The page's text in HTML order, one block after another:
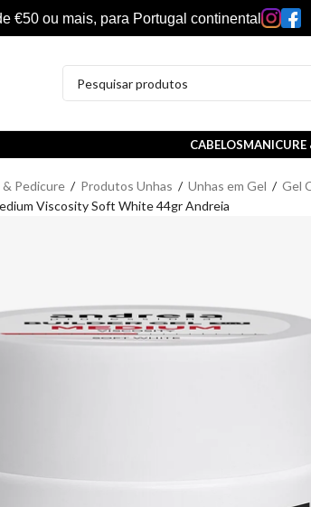
€50 ou mais, para Portugal continental
CABELOSMANICURE
Pedicure / Produtos Unhas / Unhas em Gel / Gel
Viscosity Soft White 44gr Andreia